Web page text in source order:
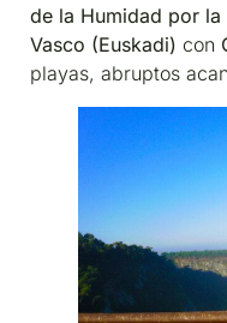
de la Humidad por la
Vasco (Euskadi) con
playas, abruptos